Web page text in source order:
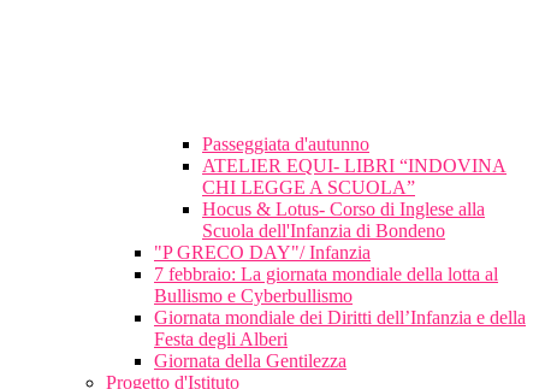
Passeggiata d'autunno
ATELIER EQUI- LIBRI “INDOVINA
CHI LEGGE A SCUOLA”
Hocus & Lotus- Corso di Inglese alla
Scuola dell'Infanzia di Bondeno
"P GRECO DAY"/ Infanzia
7 febbraio: La giornata mondiale della lotta al
Bullismo e Cyberbullismo
Giornata mondiale dei Diritti dell’Infanzia e della
Festa degli Alberi
Giornata della Gentilezza
Progetto d'Istituto